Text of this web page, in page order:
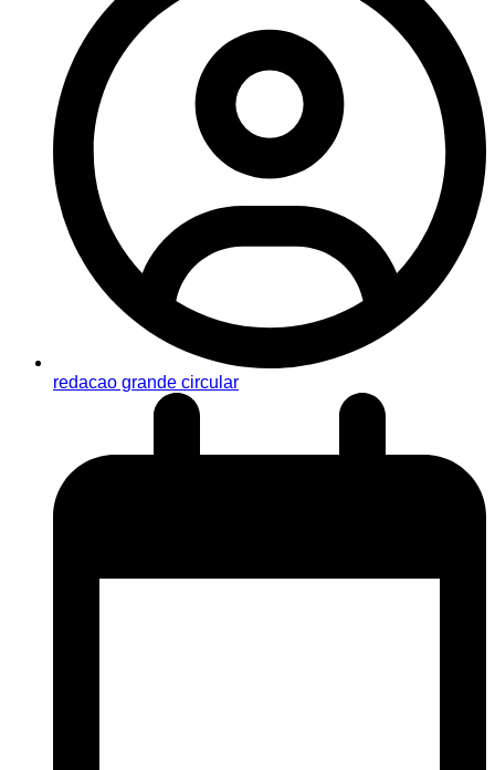
redacao grande circular